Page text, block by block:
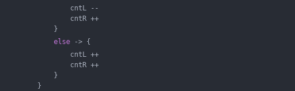
--
++
else -> {
++
++